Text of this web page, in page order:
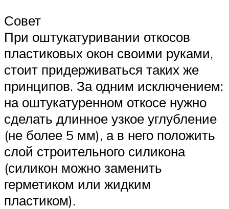
Совет
При оштукатуривании откосов
пластиковых окон своими руками,
стоит придерживаться таких же
принципов. За одним исключением:
на оштукатуренном откосе нужно
сделать длинное узкое углубление
(не более 5 мм), а в него положить
слой строительного силикона
(силикон можно заменить
герметиком или жидким
пластиком).